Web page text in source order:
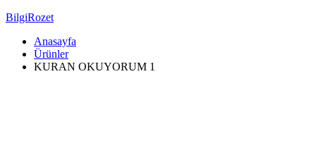
BilgiRozet
Anasayfa
Ürünler
KURAN OKUYORUM 1